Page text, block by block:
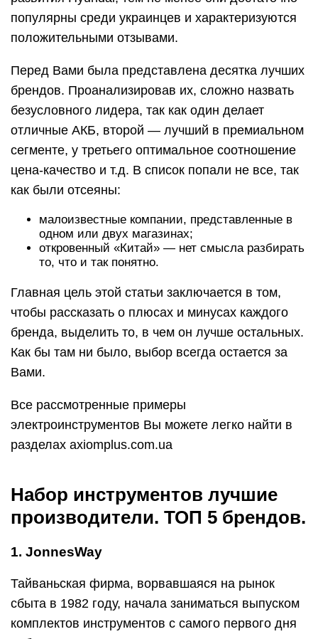
популярны среди украинцев и характеризуются
положительными отзывами.
Перед Вами была представлена десятка лучших
брендов. Проанализировав их, сложно назвать
безусловного лидера, так как один делает
отличные АКБ, второй — лучший в премиальном
сегменте, у третьего оптимальное соотношение
цена-качество и т.д. В список попали не все, так
как были отсеяны:
малоизвестные компании, представленные в
одном или двух магазинах;
откровенный «Китай» — нет смысла разбирать
то, что и так понятно.
Главная цель этой статьи заключается в том,
чтобы рассказать о плюсах и минусах каждого
бренда, выделить то, в чем он лучше остальных.
Как бы там ни было, выбор всегда остается за
Вами.
Все рассмотренные примеры
электроинструментов Вы можете легко найти в
разделах axiomplus.com.ua
Набор инструментов лучшие
производители. ТОП 5 брендов.
1. JonnesWay
Тайваньская фирма, ворвавшаяся на рынок
сбыта в 1982 году, начала заниматься выпуском
комплектов инструментов с самого первого дня